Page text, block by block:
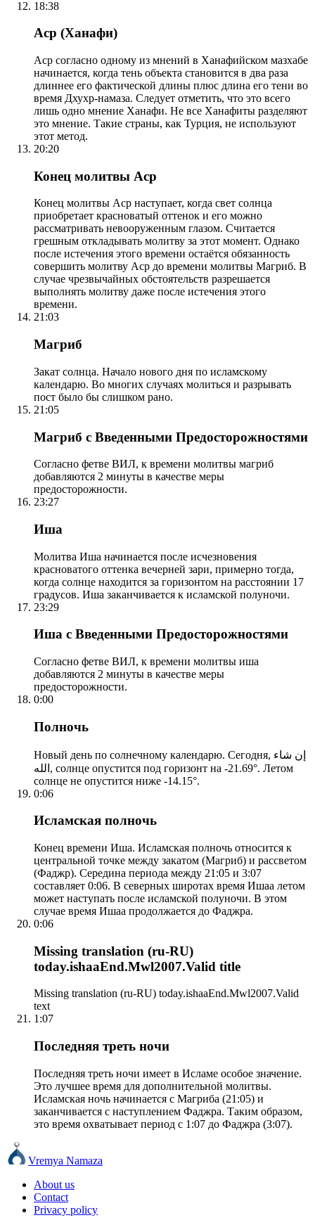
18:38
Аср (Ханафи)
Аср согласно одному из мнений в Ханафийском мазхабе
начинается, когда тень объекта становится в два раза
длиннее его фактической длины плюс длина его тени во
время Дхухр-намаза. Следует отметить, что это всего
лишь одно мнение Ханафи. Не все Ханафиты разделяют
это мнение. Такие страны, как Турция, не используют
этот метод.
20:20
Конец молитвы Аср
Конец молитвы Аср наступает, когда свет солнца
приобретает красноватый оттенок и его можно
рассматривать невооруженным глазом. Считается
грешным откладывать молитву за этот момент. Однако
после истечения этого времени остаётся обязанность
совершить молитву Аср до времени молитвы Магриб. В
случае чрезвычайных обстоятельств разрешается
выполнять молитву даже после истечения этого
времени.
21:03
Магриб
Закат солнца. Начало нового дня по исламскому
календарю. Во многих случаях молиться и разрывать
пост было бы слишком рано.
21:05
Магриб с Введенными Предосторожностями
Согласно фетве ВИЛ, к времени молитвы магриб
добавляются 2 минуты в качестве меры
предосторожности.
23:27
Иша
Молитва Иша начинается после исчезновения
красноватого оттенка вечерней зари, примерно тогда,
когда солнце находится за горизонтом на расстоянии 17
градусов. Иша заканчивается к исламской полуночи.
23:29
Иша с Введенными Предосторожностями
Согласно фетве ВИЛ, к времени молитвы иша
добавляются 2 минуты в качестве меры
предосторожности.
0:00
Полночь
Новый день по солнечному календарю. Сегодня, إن شاء
الله, солнце опустится под горизонт на -21.69°. Летом
солнце не опустится ниже -14.15°.
0:06
Исламская полночь
Конец времени Иша. Исламская полночь относится к
центральной точке между закатом (Магриб) и рассветом
(Фаджр). Середина периода между 21:05 и 3:07
составляет 0:06. В северных широтах время Ишаа летом
может наступать после исламской полуночи. В этом
случае время Ишаа продолжается до Фаджра.
0:06
Missing translation (ru-RU)
today.ishaaEnd.Mwl2007.Valid title
Missing translation (ru-RU) today.ishaaEnd.Mwl2007.Valid
text
1:07
Последняя треть ночи
Последняя треть ночи имеет в Исламе особое значение.
Это лучшее время для дополнительной молитвы.
Исламская ночь начинается с Магриба (21:05) и
заканчивается с наступлением Фаджра. Таким образом,
это время охватывает период с 1:07 до Фаджра (3:07).
Vremya Namaza
About us
Contact
Privacy policy